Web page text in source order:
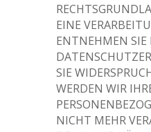
EINE
ENTNEHMEN SIE
SIE
WERDEN WIR
NICHT MEHR